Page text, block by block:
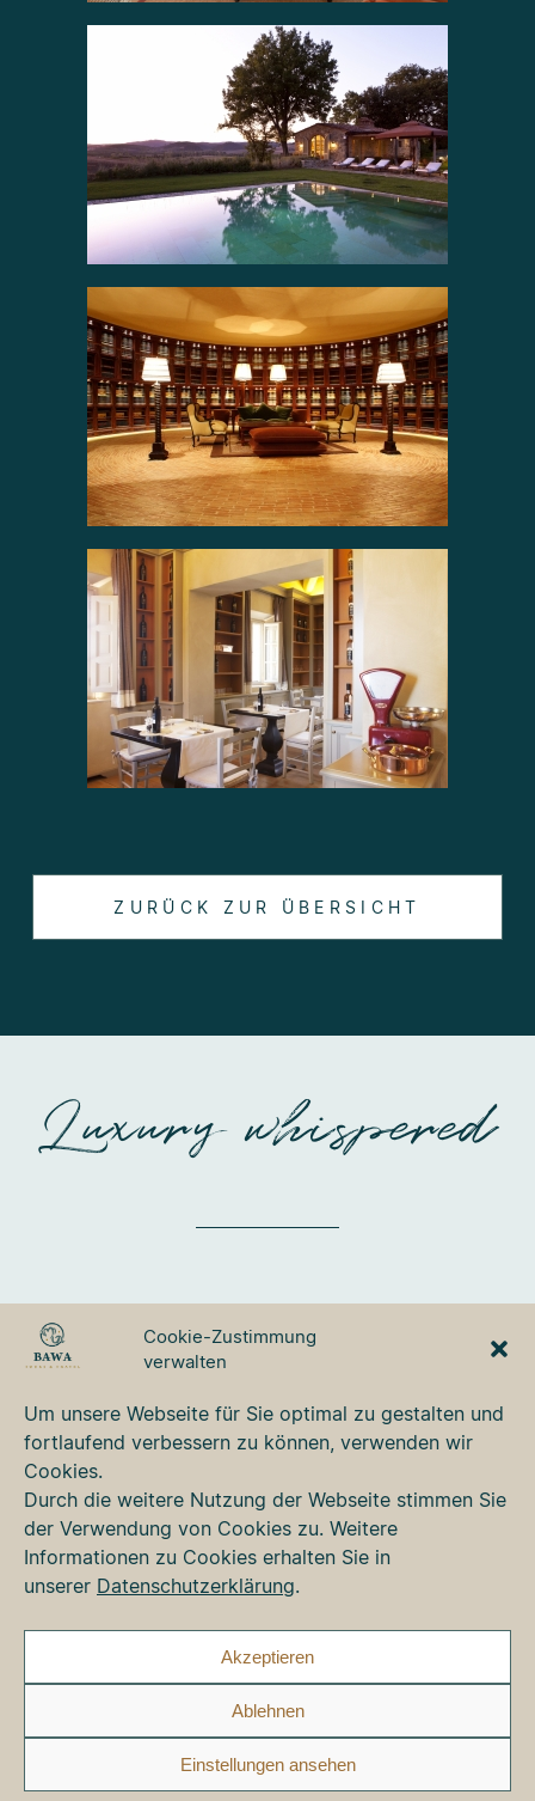
Cookie-Zustimmung
verwalten
Um unsere Webseite für Sie optimal zu gestalten und
fortlaufend verbessern zu können, verwenden wir
Cookies.
Durch die weitere Nutzung der Webseite stimmen Sie
der Verwendung von Cookies zu. Weitere
Informationen zu Cookies erhalten Sie in
unserer Datenschutzerklärung.
Akzeptieren
Ablehnen
Einstellungen ansehen
ZURÜCK ZUR ÜBERSICHT
Luxury whispered
GmbH
Tel. +49 8331 76 42 49
bawa@bawa.de
www.bawa.de
Kontakt
Newsletter
Datenschutz